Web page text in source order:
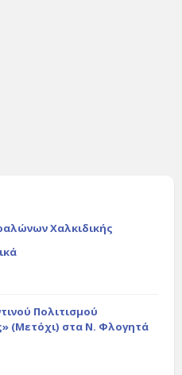
Χαλκιδικής
Πολιτισμού
(Μετόχι) στα Ν. Φλογητά